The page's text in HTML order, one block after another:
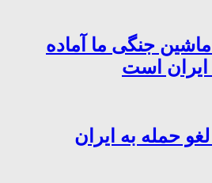
جنگی ما آماده
ایران است
حمله به ایران